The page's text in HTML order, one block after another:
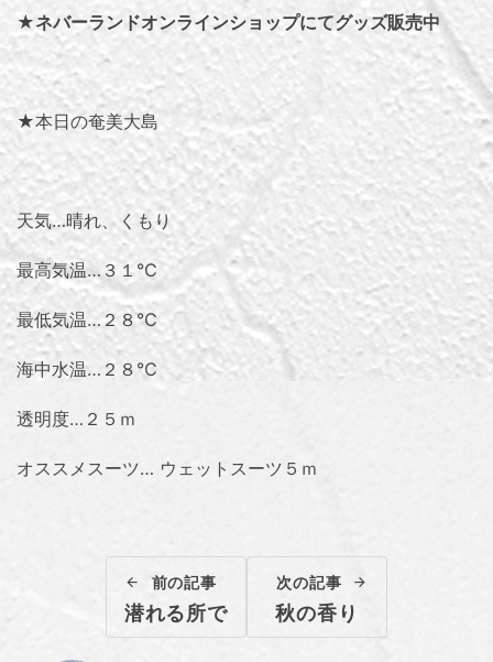
★ネバーランドオンラインショップにてグッズ販売中
★本日の奄美大島
天気…晴れ、くもり
最高気温…３１℃
最低気温…２８℃
海中水温…２８℃
透明度…２５ｍ
オススメスーツ… ウェットスーツ５ｍ
前の記事
潜れる所で
次の記事
秋の香り